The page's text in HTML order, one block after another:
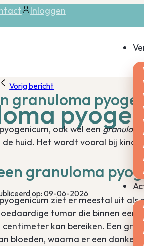
Inloggen
op: 09-06-2026
granuloma
ook wel een
huid. Het wordt vooral bij
granuloma
ziet er meestal uit als
tumor die binnen een
kan bereiken. Een
bloeden, waarna er een
Vorig bericht